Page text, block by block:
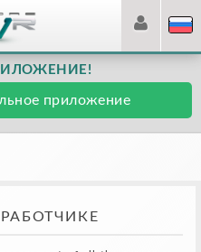
приложение